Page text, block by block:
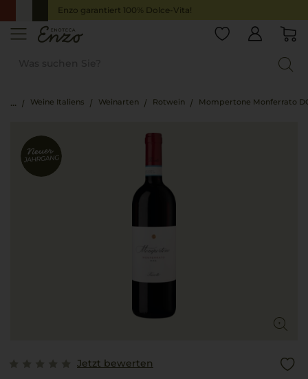
Enzo garantiert 100% Dolce-Vita!
Weine Italiens Weinarten Rotwein Mompertone Monferrato
Jetzt bewerten